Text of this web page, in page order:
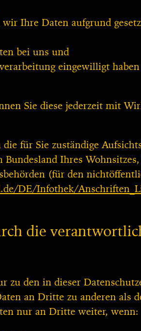
Ihre Daten aufgrund
bei uns und
eingewilligt
Sie diese jederzeit mit
für Sie zuständige
Ihres
(für den
DE/Infothek/
die
zu den in dieser
an Dritte zu anderen als
nur an Dritte weiter, wenn: